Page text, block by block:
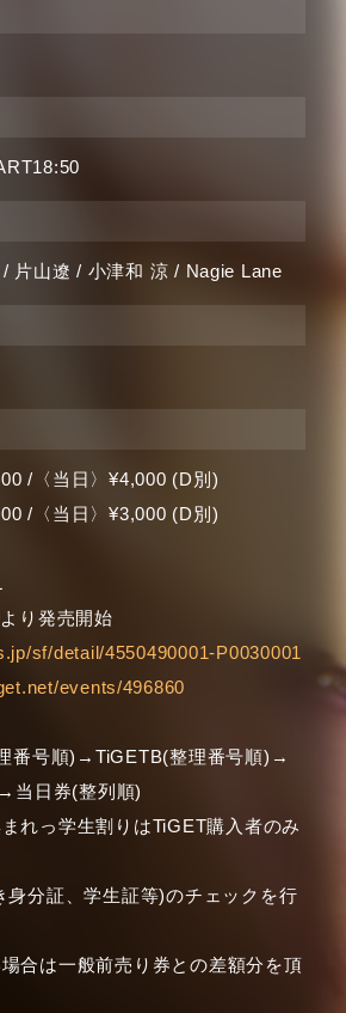
片山遼 / 小津和 涼 / Nagie Lane
/〈当日〉¥4,000 (D別)
/〈当日〉¥3,000 (D別)
り発売開始
sf/detail/4550490001-P0030001
events/496860
番号順)→TiGETB(整理番号順)→
当日券(整列順)
れっ学生割りはTiGET購入者のみ
身分証、学生証等)のチェックを行
合は一般前売り券との差額分を頂